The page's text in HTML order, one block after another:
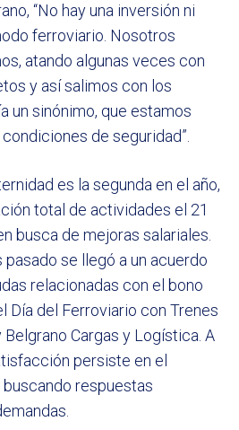
“No hay una inversión ni
ferroviario. Nosotros
atando algunas veces con
y así salimos con los
un sinónimo, que estamos
de seguridad”.
es la segunda en el año,
total de actividades el 21
busca de mejoras salariales.
pasado se llegó a un acuerdo
relacionadas con el bono
Día del Ferroviario con Trenes
Cargas y Logística. A
persiste en el
respuestas